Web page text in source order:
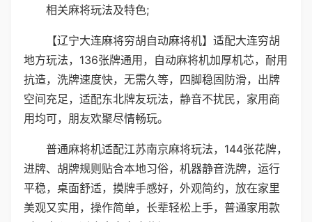
相关麻将玩法及特色;
【辽宁大连麻将穷胡自动麻将机】适配大连穷胡
地方玩法，136张牌通用，自动麻将机加厚机芯，耐用
抗造，洗牌速度快，无需久等，四脚稳固防滑，出牌
空间充足，适配东北牌友玩法，静音不扰民，家用商
用均可，朋友欢聚尽情畅玩。
普通麻将机适配江苏南京麻将玩法，144张花牌，
进牌、胡牌规则贴合本地习俗，机器静音洗牌，运行
平稳，桌面舒适，摸牌手感好，外观简约，放在家里
美观又实用，操作简单，长辈轻松上手，普通家用款